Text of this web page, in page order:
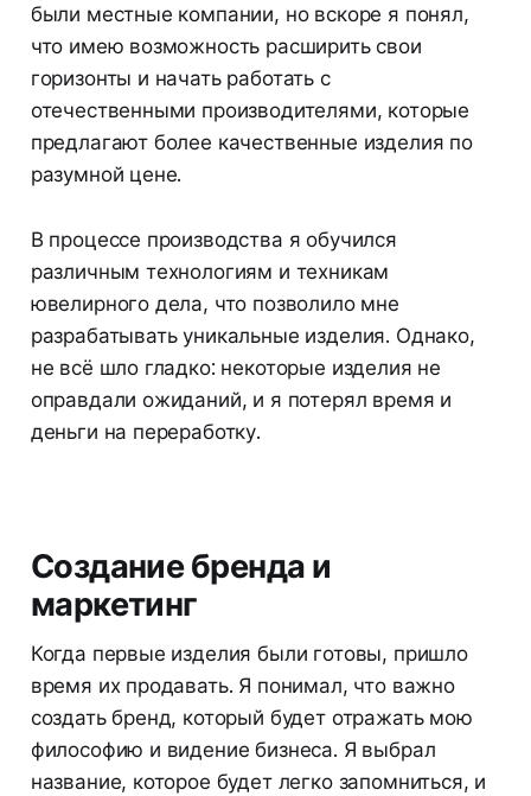
были местные компании, но вскоре я понял,
что имею возможность расширить свои
горизонты и начать работать с
отечественными производителями, которые
предлагают более качественные изделия по
разумной цене.
В процессе производства я обучился
различным технологиям и техникам
ювелирного дела, что позволило мне
разрабатывать уникальные изделия. Однако,
не всё шло гладко: некоторые изделия не
оправдали ожиданий, и я потерял время и
деньги на переработку.
Создание бренда и
маркетинг
Когда первые изделия были готовы, пришло
время их продавать. Я понимал, что важно
создать бренд, который будет отражать мою
философию и видение бизнеса. Я выбрал
название, которое будет легко запомниться, и